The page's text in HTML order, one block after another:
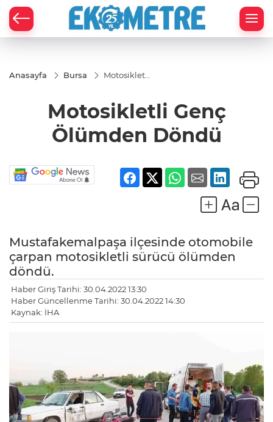
Anasayfa Bursa
Motosikletli
Döndü
Motosikletli Genç
Ölümden Döndü
Mustafakemalpaşa ilçesinde otomobile
çarpan motosikletli sürücü ölümden
döndü.
Haber Giriş Tarihi: 30.04.2022 13:30
Haber Güncellenme Tarihi: 30.04.2022 14:30
Kaynak: İHA